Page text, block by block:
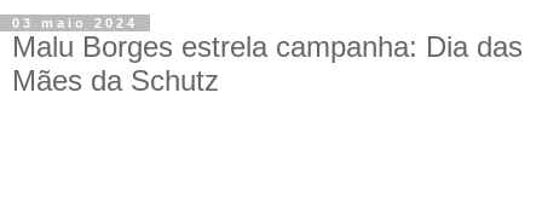
03 maio 2024
Malu Borges estrela campanha: Dia das
Mães da Schutz